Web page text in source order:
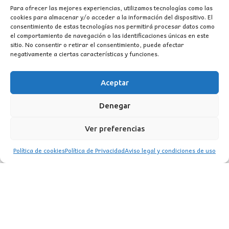
Para ofrecer las mejores experiencias, utilizamos tecnologías como las
cookies para almacenar y/o acceder a la información del dispositivo. El
consentimiento de estas tecnologías nos permitirá procesar datos como
el comportamiento de navegación o las identificaciones únicas en este
sitio. No consentir o retirar el consentimiento, puede afectar
negativamente a ciertas características y funciones.
Aceptar
Denegar
Ver preferencias
Política de cookiesPolítica de PrivacidadAviso legal y condiciones de uso
era:
325,00€.
es:
189,00€.
WhatsApp
TikTok
Instagram